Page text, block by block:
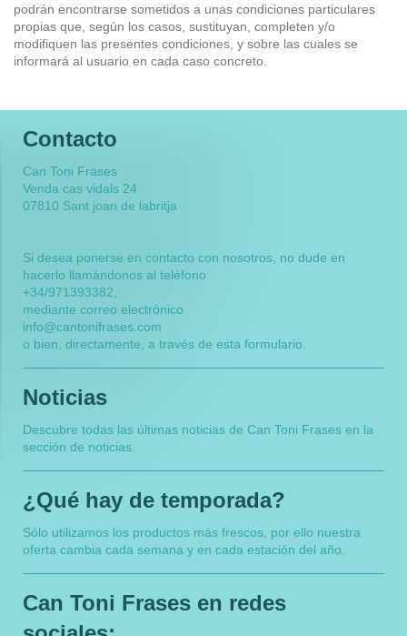
podrán encontrarse sometidos a unas condiciones particulares
propias que, según los casos, sustituyan, completen y/o
modifiquen las presentes condiciones, y sobre las cuales se
informará al usuario en cada caso concreto.
Contacto
Can Toni Frases
Venda cas vidals 24
07810 Sant joan de labritja
Si desea ponerse en contacto con nosotros, no dude en
hacerlo llamándonos al teléfono
+34/971393382
mediante correo electrónico
info@cantonifrases.com
o bien, directamente, a través de esta formulario.
Noticias
Descubre todas las últimas noticias de Can Toni Frases en la
sección de noticias.
¿Qué hay de temporada?
Sólo utilizamos los productos más frescos, por ello nuestra
oferta cambia cada semana y en cada estación del año.
Can Toni Frases en redes